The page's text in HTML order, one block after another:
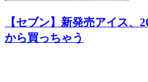
【セブン】新発売アイス、
から買っちゃう